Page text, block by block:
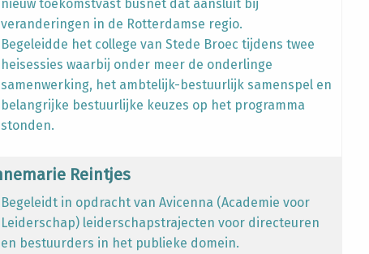
nieuw toekomstvast busnet dat aansluit bij
veranderingen in de Rotterdamse regio.
Begeleidde het college van Stede Broec tijdens twee
heisessies waarbij onder meer de onderlinge
samenwerking, het ambtelijk-bestuurlijk samenspel en
belangrijke bestuurlijke keuzes op het programma
stonden.
Reintjes
Begeleidt in opdracht van Avicenna (Academie voor
Leiderschap) leiderschapstrajecten voor directeuren
en bestuurders in het publieke domein.